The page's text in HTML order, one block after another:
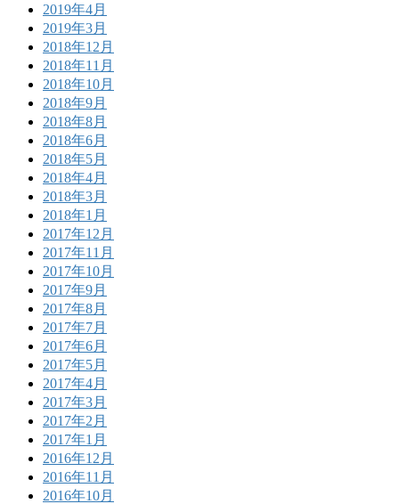
2019年4月
2019年3月
2018年12月
2018年11月
2018年10月
2018年9月
2018年8月
2018年6月
2018年5月
2018年4月
2018年3月
2018年1月
2017年12月
2017年11月
2017年10月
2017年9月
2017年8月
2017年7月
2017年6月
2017年5月
2017年4月
2017年3月
2017年2月
2017年1月
2016年12月
2016年11月
2016年10月